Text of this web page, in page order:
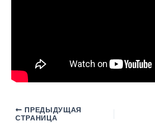
ПРЕДЫДУЩАЯ
СТРАНИЦА